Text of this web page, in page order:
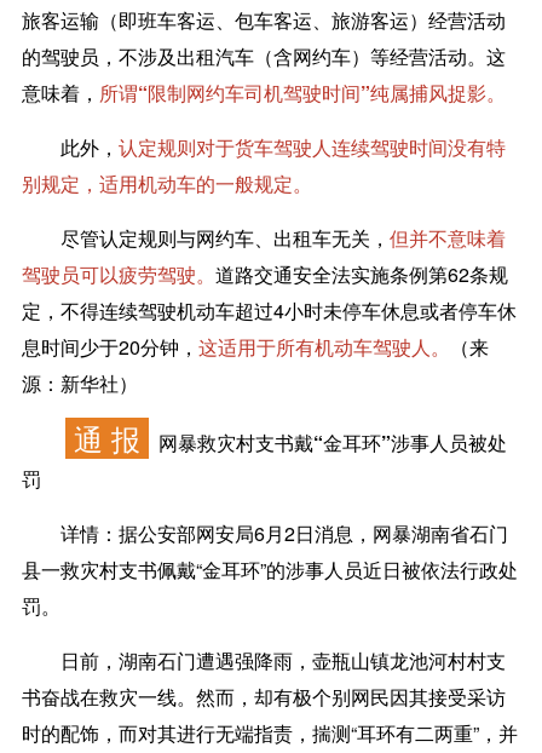
旅客运输（即班车客运、包车客运、旅游客运）经营活动
的驾驶员，不涉及出租汽车（含网约车）等经营活动。这
意味着， 所谓“限制网约车司机驾驶时间”纯属捕风捉影。
此外， 认定规则对于货车驾驶人连续驾驶时间没有特
别规定，适用机动车的一般规定。
尽管认定规则与网约车、出租车无关， 但并不意味着
驾驶员可以疲劳驾驶。 道路交通安全法实施条例第62条规
定，不得连续驾驶机动车超过4小时未停车休息或者停车休
息时间少于20分钟， 这适用于所有机动车驾驶人。
（来
源：新华社）
通 报
网暴救灾村支书戴“金耳环”涉事人员被处
罚
详情： 据公安部网安局6月2日消息，网暴湖南省石门
县一救灾村支书佩戴“金耳环”的涉事人员近日被依法行政处
罚。
日前，湖南石门遭遇强降雨，壶瓶山镇龙池河村村支
书奋战在救灾一线。然而，却有极个别网民因其接受采访
时的配饰，而对其进行无端指责，揣测“耳环有二两重”，并